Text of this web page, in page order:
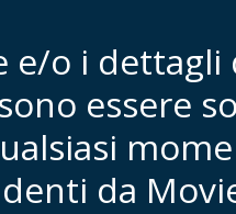
e/o i dettagli
essere
da